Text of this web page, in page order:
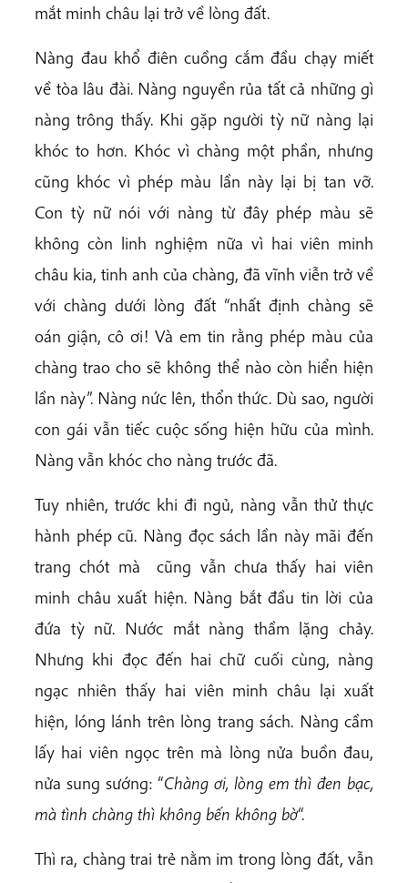
mắt minh châu lại trở về lòng đất.
Nàng đau khổ điên cuồng cắm đầu chạy miết
về tòa lâu đài. Nàng nguyền rủa tất cả những gì
nàng trông thấy. Khi gặp người tỳ nữ nàng lại
khóc to hơn. Khóc vì chàng một phần, nhưng
cũng khóc vì phép màu lần này lại bị tan vỡ.
Con tỳ nữ nói với nàng từ đây phép màu sẽ
không còn linh nghiệm nữa vì hai viên minh
châu kia, tinh anh của chàng, đã vĩnh viễn trở về
với chàng dưới lòng đất “nhất định chàng sẽ
oán giận, cô ơi! Và em tin rằng phép màu của
chàng trao cho sẽ không thể nào còn hiển hiện
lần này”. Nàng nức lên, thổn thức. Dù sao, người
con gái vẫn tiếc cuộc sống hiện hữu của mình.
Nàng vẫn khóc cho nàng trước đã.
Tuy nhiên, trước khi đi ngủ, nàng vẫn thử thực
hành phép cũ. Nàng đọc sách lần này mãi đến
trang chót mà cũng vẫn chưa thấy hai viên
minh châu xuất hiện. Nàng bắt đầu tin lời của
đứa tỳ nữ. Nước mắt nàng thầm lặng chảy.
Nhưng khi đọc đến hai chữ cuối cùng, nàng
ngạc nhiên thấy hai viên minh châu lại xuất
hiện, lóng lánh trên lòng trang sách. Nàng cầm
lấy hai viên ngọc trên mà lòng nửa buồn đau,
nửa sung sướng: “Chàng ơi, lòng em thì đen bạc,
mà tình chàng thì không bến không bờ“.
Thì ra, chàng trai trẻ nằm im trong lòng đất, vẫn